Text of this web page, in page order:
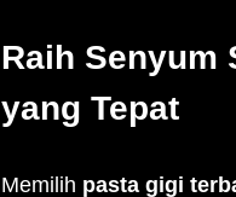
Raih Senyum
yang Tepat
Memilih pasta gigi